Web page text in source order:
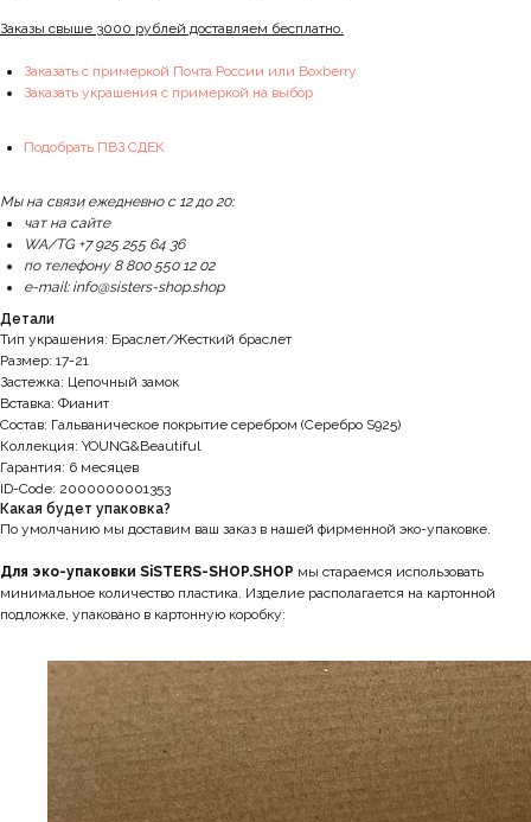
Заказы свыше 3000 рублей доставляем бесплатно.
Заказать с примеркой Почта России или Boxberry
Заказать украшения с примеркой на выбор
Подобрать ПВЗ СДЕК
Мы на связи ежедневно с 12 до 20:
чат на сайте
WA/TG +7 925 255 64 36
по телефону 8 800 550 12 02
e-mail: info@sisters-shop.shop
Детали
Тип украшения: Браслет/Жесткий браслет
Размер: 17-21
Застежка: Цепочный замок
Вставка: Фианит
Состав: Гальваническое покрытие серебром (Серебро S925)
Коллекция: YOUNG&Beautiful
Гарантия: 6 месяцев
ID-Code: 2000000001353
Какая будет упаковка?
По умолчанию мы доставим ваш заказ в нашей фирменной эко-упаковке.
Для эко-упаковки SiSTERS-SHOP.SHOP мы стараемся использовать
минимальное количество пластика. Изделие располагается на картонной
подложке, упаковано в картонную коробку: